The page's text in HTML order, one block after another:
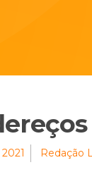
Redação